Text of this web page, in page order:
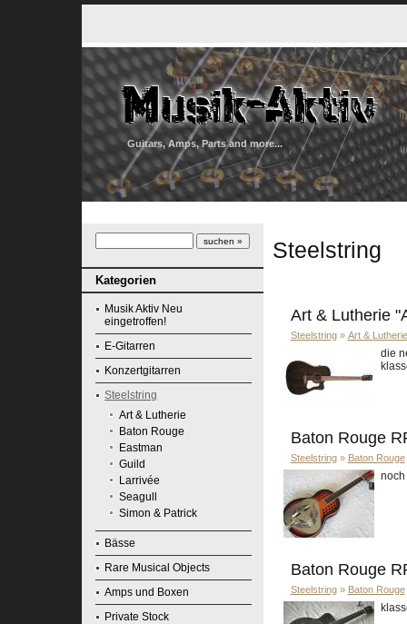
Guitars, Amps, Parts and more...
Kategorien
Musik Aktiv Neu
eingetroffen!
E-Gitarren
Konzertgitarren
Steelstring
Art & Lutherie
Baton Rouge
Eastman
Guild
Larrivée
Seagull
Simon & Patrick
Bässe
Rare Musical Objects
Amps und Boxen
Private Stock
Steelstring
Art & Lutherie
Steelstring» Art & Lutherie
die
Baton Rouge
Steelstring» Baton Rouge
Baton Rouge
Steelstring» Baton Rouge